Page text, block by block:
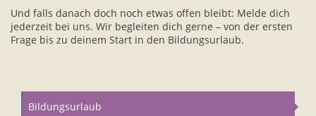
Und falls danach doch noch etwas offen bleibt: Melde dich
jederzeit bei uns. Wir begleiten dich gerne – von der ersten
Frage bis zu deinem Start in den Bildungsurlaub.
Bildungsurlaub